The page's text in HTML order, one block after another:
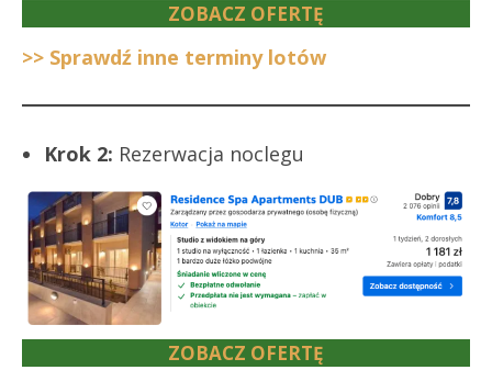
ZOBACZ OFERTĘ
>> Sprawdź inne terminy lotów
Krok 2: Rezerwacja noclegu
ZOBACZ OFERTĘ